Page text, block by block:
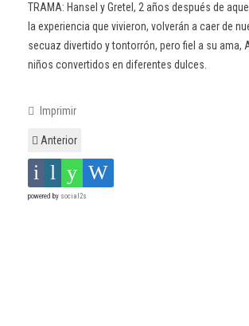
TRAMA: Hansel y Gretel, 2 años después de
la experiencia que vivieron, volverán a caer de
secuaz divertido y tontorrón, pero fiel a su ama,
niños convertidos en diferentes dulces.
Imprimir
Anterior
powered by social2s